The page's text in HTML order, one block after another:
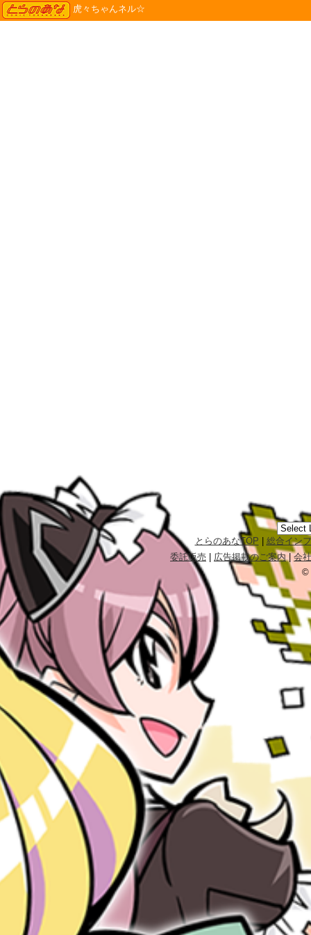
TORANOANA
虎々ちゃんネル☆
とらのあなTOP
総合イン
委託販売
広告掲載のご案内|会
©